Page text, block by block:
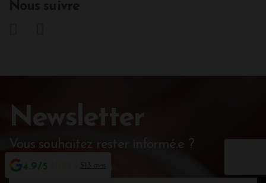
Newsletter
Vous souhaitez rester informé.e ?
Renseignez votre prénom
4.9/5